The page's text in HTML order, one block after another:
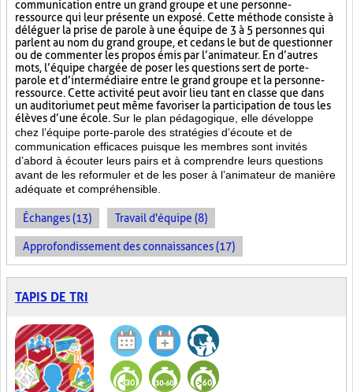
communication entre un grand groupe et une personne-
ressource qui leur présente un exposé. Cette méthode consiste à
déléguer la prise de parole à une équipe de 3 à 5 personnes qui
parlent au nom du grand groupe, et ce dans le but de questionner
ou de commenter les propos émis par l’animateur. En d’autres
mots, l’équipe chargée de poser les questions sert de porte-
parole et d’intermédiaire entre le grand groupe et la personne-
ressource. Cette activité peut avoir lieu tant en classe que dans
un auditorium et peut même favoriser la participation de tous les
élèves d’une école. Sur le plan pédagogique, elle développe
chez l’équipe porte-parole des stratégies d’écoute et de
communication efficaces puisque les membres sont invités
d’abord à écouter leurs pairs et à comprendre leurs questions
avant de les reformuler et de les poser à l’animateur de manière
adéquate et compréhensible.
Échanges (13) Travail d'équipe (8)
Approfondissement des connaissances (17)
TAPIS DE TRI